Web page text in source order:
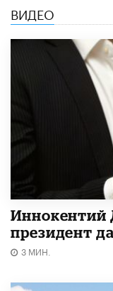
ВИДЕО
Иннокентий
президент
3 МИН.